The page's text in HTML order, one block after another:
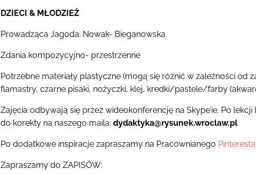
DZIECI & MŁODZIEŻ
Prowadząca Jagoda: Nowak- Bieganowska
Zdania kompozycyjno- przestrzenne
Potrzebne materiały plastyczne (mogą się różnić w zależności od
flamastry, czarne pisaki, nożyczki, klej, kredki/pastele/farby
Zajęcia odbywają się przez wideokonferencję na Skype’ie. Po
do korekty na naszego maila: dydaktyka@rysunek.wroclaw.pl
Po dodatkowe inspiracje zapraszamy na Pracownianego Pinteresta
Zapraszamy do ZAPISÓW: